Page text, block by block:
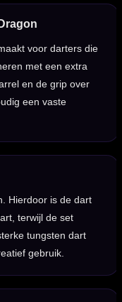
voor darters die
met een extra
en de grip over
een vaste
Hierdoor is de dart
terwijl de set
tungsten dart
gebruik.